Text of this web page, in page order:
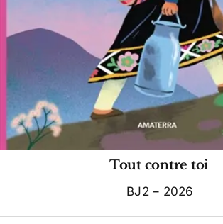
Tout contre toi
BJ2 – 2026